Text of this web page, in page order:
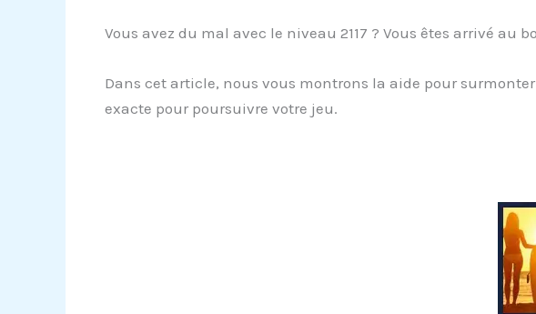
Vous avez du mal avec le niveau 2117 ? Vous êtes arrivé au
Dans cet article, nous vous montrons la aide pour
exacte pour poursuivre votre jeu.